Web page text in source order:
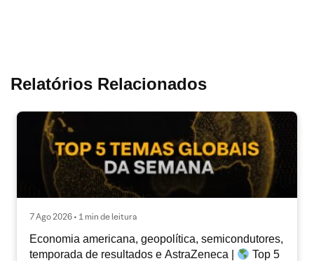
Relatórios Relacionados
7 Ago 2026 • 1 min de leitura
Economia americana, geopolítica, semicondutores,
temporada de resultados e AstraZeneca |
Top 5